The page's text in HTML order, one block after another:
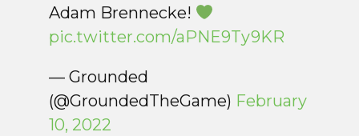
Adam Brennecke!
pic.twitter.com/aPNE9Ty9KR
— Grounded
(@GroundedTheGame) February
10, 2022